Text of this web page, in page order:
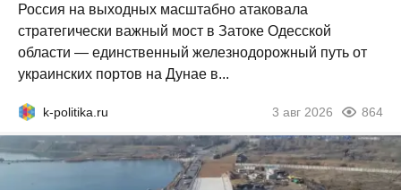
Россия на выходных масштабно атаковала
стратегически важный мост в Затоке Одесской
области — единственный железнодорожный путь от
украинских портов на Дунае в...
k-politika.ru 3 авг 2026 864